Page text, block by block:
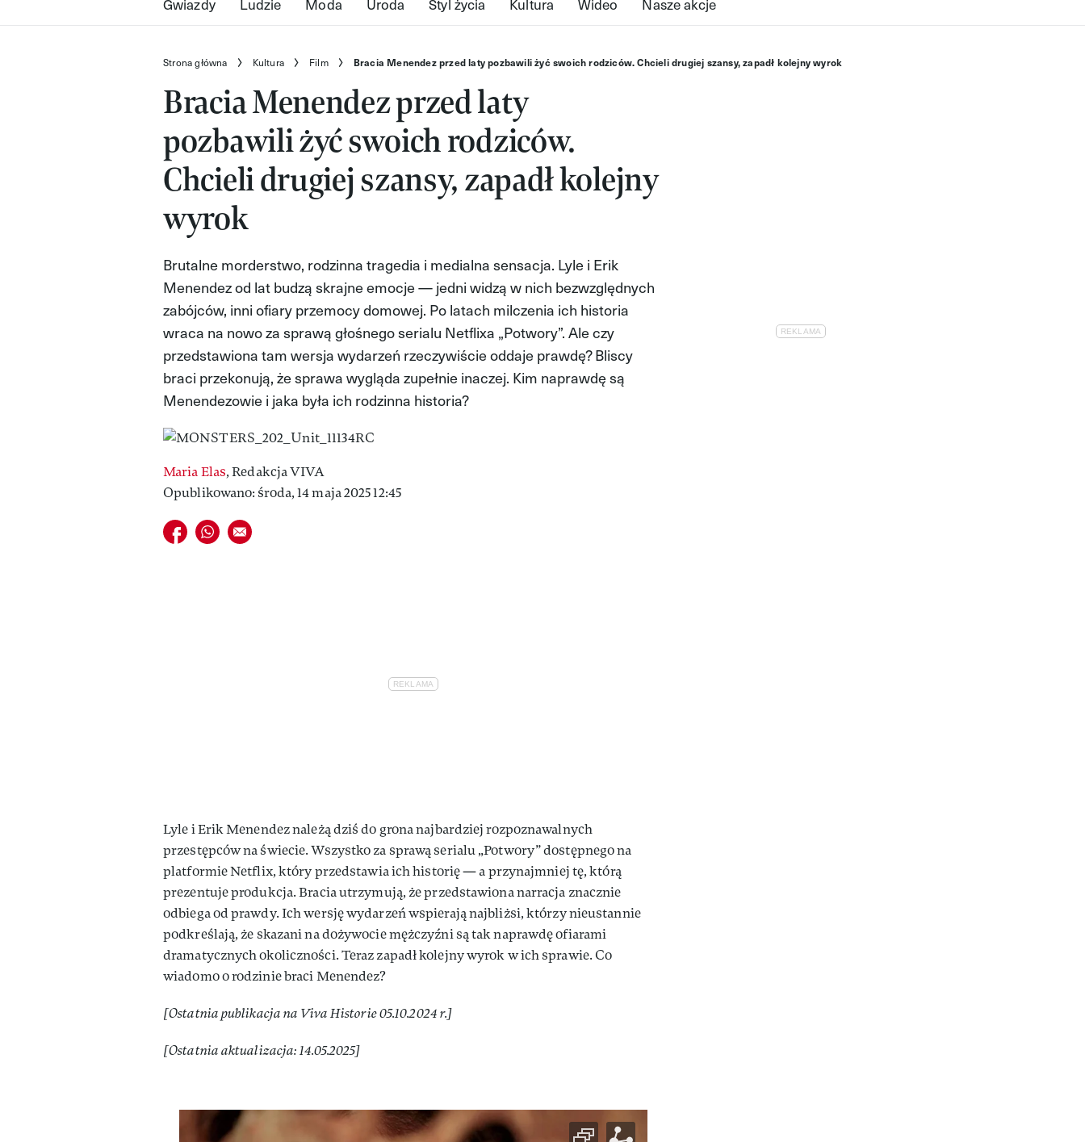
Strona główna Kultura Film Bracia Menendez przed laty pozbawili żyć swoich rodziców. Chcieli drugiej szansy, zapadł kolejny wyrok
Bracia Menendez przed laty
pozbawili żyć swoich rodziców.
Chcieli drugiej szansy, zapadł kolejny
wyrok
Brutalne morderstwo, rodzinna tragedia i medialna sensacja. Lyle i Erik
Menendez od lat budzą skrajne emocje — jedni widzą w nich bezwzględnych
zabójców, inni ofiary przemocy domowej. Po latach milczenia ich historia
wraca na nowo za sprawą głośnego serialu Netflixa „Potwory”. Ale czy
przedstawiona tam wersja wydarzeń rzeczywiście oddaje prawdę? Bliscy
braci przekonują, że sprawa wygląda zupełnie inaczej. Kim naprawdę są
Menendezowie i jaka była ich rodzinna historia?
Maria Elas,Redakcja VIVA
Opublikowano: środa, 14 maja 2025 12:45
Udostępnij na facebook
Udostępnij na whatsapp
E-mail do przyjaciela
Lyle i Erik Menendez należą dziś do grona najbardziej rozpoznawalnych
przestępców na świecie. Wszystko za sprawą serialu „Potwory” dostępnego na
platformie Netflix, który przedstawia ich historię — a przynajmniej tę, którą
prezentuje produkcja. Bracia utrzymują, że przedstawiona narracja znacznie
odbiega od prawdy. Ich wersję wydarzeń wspierają najbliżsi, którzy nieustannie
podkreślają, że skazani na dożywocie mężczyźni są tak naprawdę ofiarami
dramatycznych okoliczności. Teraz zapadł kolejny wyrok w ich sprawie. Co
wiadomo o rodzinie braci Menendez?
[Ostatnia publikacja na Viva Historie 05.10.2024 r.]
[Ostatnia aktualizacja: 14.05.2025]